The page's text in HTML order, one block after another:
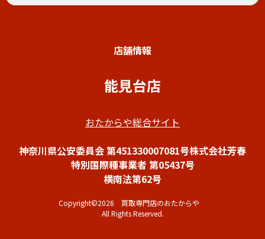
店舗情報
能見台店
おたからや総合サイト
神奈川県公安委員会 第451330007081号株式会社芳春
特別国際種事業者 第05437号
横南法第62号
Copyright©2026 買取専門店のおたからや
All Rights Reserved.